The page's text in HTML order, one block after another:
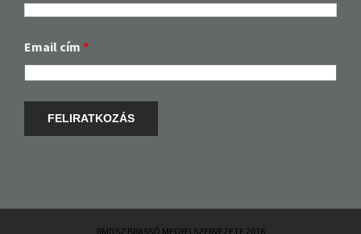
Email cím *
RMDSZ BRASSÓ MEGYEI SZERVEZETE 2016